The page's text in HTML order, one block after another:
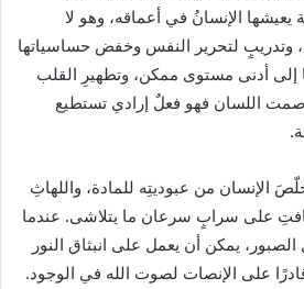
الإنسانُ في أعماقه، وهو لا
وتدريبٍ لتحرير النفس وخفض حساسياتها
إلى أدنى مستوى ممكن، وتطهيرِ القلب
صمت اللسان فهو فعلٌ إرادي تستطيع
الإنسان من عبوديتِه للمادة، واللهاثِ
على سرابٍ سرعان ما يتلاشى. عندما
يمكن أن يعمل على انبثاق النور
على الإنصات لصوت الله في الوجود.